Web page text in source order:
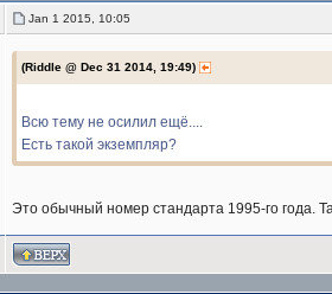
Jan 1 2015, 10:05
(Riddle @ Dec 31 2014, 19:49)
Всю тему не осилил ещё....
Есть такой экземпляр?
Это обычный номер стандарта 1995-го года.